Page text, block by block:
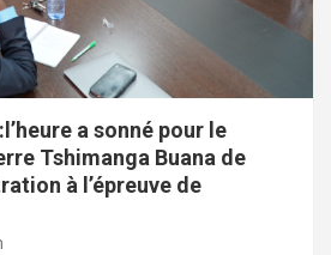
a sonné pour le
Tshimanga Buana de
à l’épreuve de